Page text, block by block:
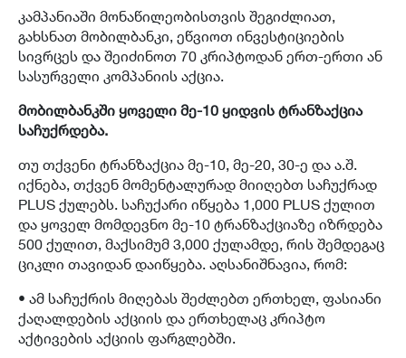
კამპანიაში მონაწილეობისთვის შეგიძლიათ,
გახსნათ მობილბანკი, ეწვიოთ ინვესტიციების
სივრცეს და შეიძინოთ 70 კრიპტოდან ერთ-ერთი ან
სასურველი კომპანიის აქცია.
მობილბანკში ყოველი მე-10 ყიდვის ტრანზაქცია
საჩუქრდება.
თუ თქვენი ტრანზაქცია მე-10, მე-20, 30-ე და ა.შ.
იქნება, თქვენ მომენტალურად მიიღებთ საჩუქრად
PLUS ქულებს. საჩუქარი იწყება 1,000 PLUS ქულით
და ყოველ მომდევნო მე-10 ტრანზაქციაზე იზრდება
500 ქულით, მაქსიმუმ 3,000 ქულამდე, რის შემდეგაც
ციკლი თავიდან დაიწყება. აღსანიშნავია, რომ:
• ამ საჩუქრის მიღებას შეძლებთ ერთხელ, ფასიანი
ქაღალდების აქციის და ერთხელაც კრიპტო
აქტივების აქციის ფარგლებში.